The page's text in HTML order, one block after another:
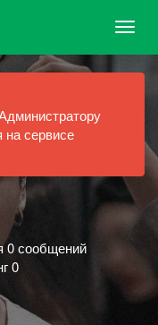
на сервисе
0 сообщений
0